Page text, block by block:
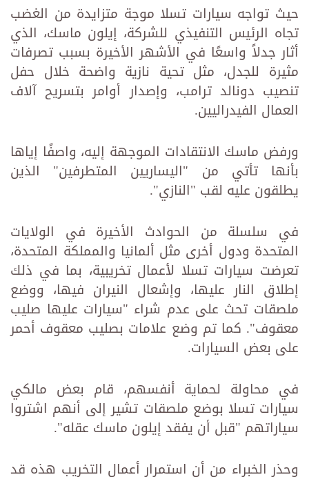
حيث تواجه سيارات تسلا موجة متزايدة من الغضب
تجاه الرئيس التنفيذي للشركة، إيلون ماسك، الذي
أثار جدلاً واسعًا في الأشهر الأخيرة بسبب تصرفات
مثيرة للجدل، مثل تحية نازية واضحة خلال حفل
تنصيب دونالد ترامب، وإصدار أوامر بتسريح آلاف
العمال الفيدراليين.
ورفض ماسك الانتقادات الموجهة إليه، واصفًا إياها
بأنها تأتي من "اليساريين المتطرفين" الذين
يطلقون عليه لقب "النازي".
في سلسلة من الحوادث الأخيرة في الولايات
المتحدة ودول أخرى مثل ألمانيا والمملكة المتحدة،
تعرضت سيارات تسلا لأعمال تخريبية، بما في ذلك
إطلاق النار عليها، وإشعال النيران فيها، ووضع
ملصقات تحث على عدم شراء "سيارات عليها صليب
معقوف". كما تم وضع علامات بصليب معقوف أحمر
على بعض السيارات.
في محاولة لحماية أنفسهم، قام بعض مالكي
سيارات تسلا بوضع ملصقات تشير إلى أنهم اشتروا
سياراتهم "قبل أن يفقد إيلون ماسك عقله".
وحذر الخبراء من أن استمرار أعمال التخريب هذه قد